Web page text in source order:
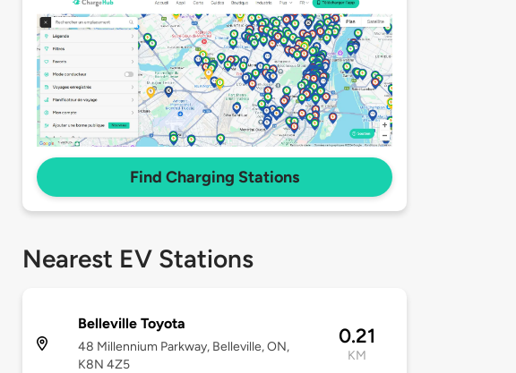
Find Charging Stations
Nearest EV Stations
Belleville Toyota
48 Millennium Parkway, Belleville, ON,
K8N 4Z5
0.21
KM